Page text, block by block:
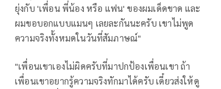
ยุ่งกับ 'เพื่อน พี่น้อง หรือ แฟน' ของผมเด็ดขาด และ
ผมขอบอกแบบแมนๆ เลยละกันนะครับ เขาไม่พูด
ความจริงทั้งหมดในวันที่สัมภาษณ์"
"เพื่อนเขาเองไม่ผิดครับที่มาปกป้องเพื่อนเขา ถ้า
เพื่อนเขาอยากรู้ความจริงทักมาได้ครับ เดี๋ยวส่งให้ดู